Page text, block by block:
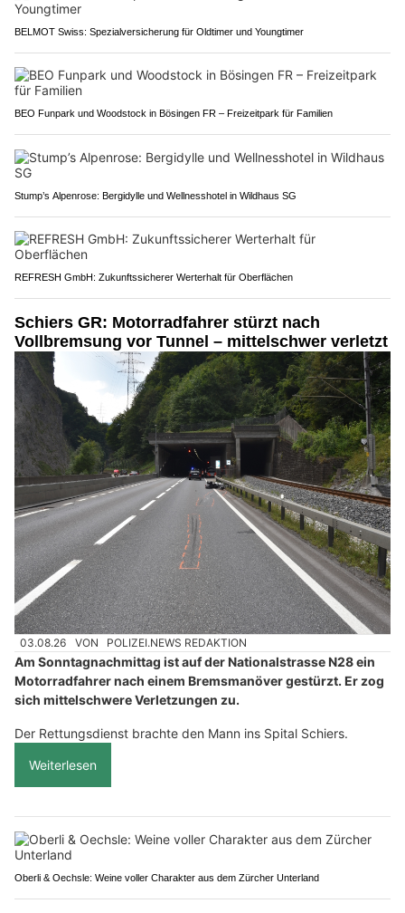
BELMOT Swiss: Spezialversicherung für Oldtimer und Youngtimer
BEO Funpark und Woodstock in Bösingen FR – Freizeitpark für Familien
Stump’s Alpenrose: Bergidylle und Wellnesshotel in Wildhaus SG
REFRESH GmbH: Zukunftssicherer Werterhalt für Oberflächen
Schiers GR: Motorradfahrer stürzt nach
Vollbremsung vor Tunnel – mittelschwer verletzt
03.08.26 VON POLIZEI.NEWS REDAKTION
Am Sonntagnachmittag ist auf der Nationalstrasse N28 ein
Motorradfahrer nach einem Bremsmanöver gestürzt. Er zog
sich mittelschwere Verletzungen zu.
Der Rettungsdienst brachte den Mann ins Spital Schiers.
Weiterlesen
Oberli & Oechsle: Weine voller Charakter aus dem Zürcher Unterland